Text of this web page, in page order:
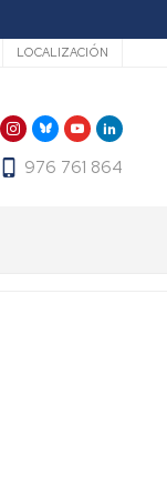
LOCALIZACIÓN
976 761 864